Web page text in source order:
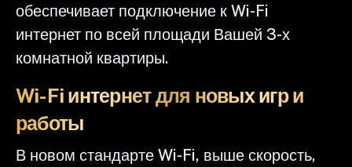
обеспечивает подключение к Wi-Fi
интернет по всей площади Вашей 3-х
комнатной квартиры.
Wi-Fi интернет для новых игр и
работы
В новом стандарте Wi-Fi, выше скорость,